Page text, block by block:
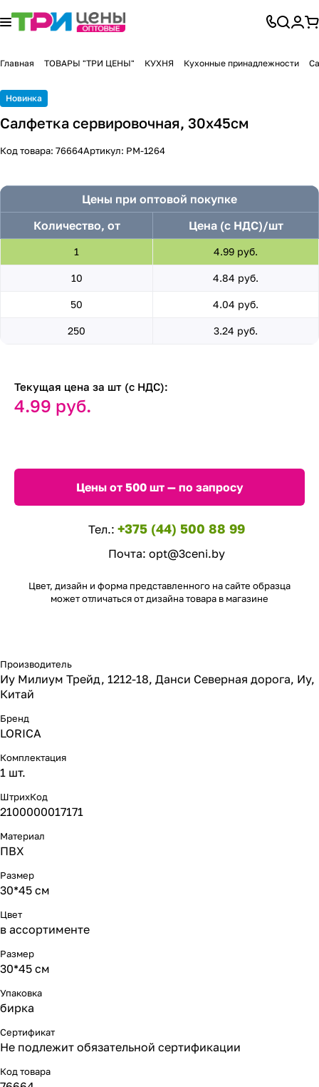
Главная ТОВАРЫ "ТРИ ЦЕНЫ" КУХНЯ Кухонные принадлежности
Новинка
Салфетка сервировочная, 30x45см
Код товара: 76664Артикул: PM-1264
Цены при оптовой покупке
Количество, от
Цена (с НДС)/шт
1 4.99 руб.
10 4.84 руб.
50 4.04 руб.
250 3.24 руб.
Текущая цена за шт (с НДС):
4.99 руб.
Цены от 500 шт — по запросу
Тел.: +375 (44) 500 88 99
Почта: opt@3ceni.by
Цвет, дизайн и форма представленного на сайте образца
может отличаться от дизайна товара в магазине
Производитель
Иу Милиум Трейд, 1212-18, Данси Северная дорога, Иу,
Китай
Бренд
LORICA
Комплектация
1 шт.
ШтрихКод
2100000017171
Материал
ПВХ
Размер
30*45 см
Цвет
в ассортименте
Размер
30*45 см
Упаковка
бирка
Сертификат
Не подлежит обязательной сертификации
Код товара